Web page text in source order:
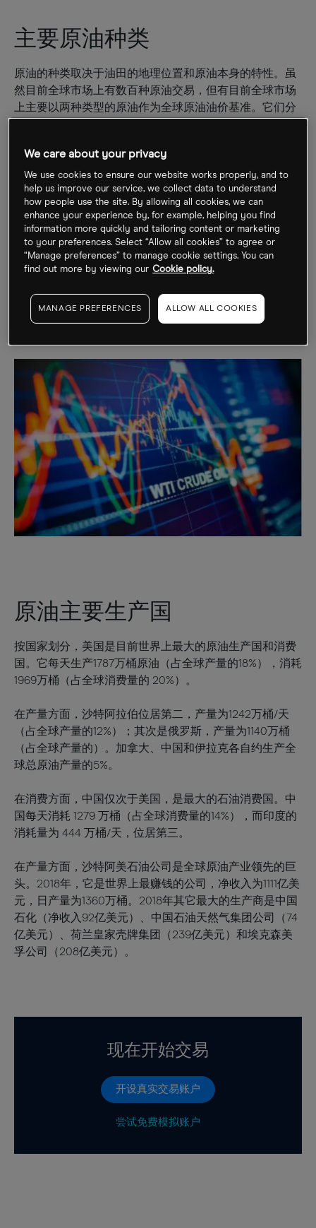
主要原油种类
原油的种类取决于油田的地理位置和原油本身的特性。虽
然目前全球市场上有数百种原油交易，但有目前全球市场
上主要以两种类型的原油作为全球原油油价基准。它们分
西德克萨斯中间基原油（WTI）：
美国德克萨斯州、路易斯安那州和北达科他州的油田。因
为其密度低和含硫量低，所以它被称为“轻质低硫原油”。
与“重质”或“酸”油相比，WTI所具有的特性使其生产成本更
低且更易于提炼。WTI是美国原油消费的主要基准。
布伦特原油：布伦特原油产自欧洲北海的15个不同油田。
它也被描述为一种“清淡而甜”的油（低硫原油），尽管它
并不像WTI那样“甜”或“清淡”。 目前全球多达三分之二的原
油合约交易都在布伦特原油上。
原油主要生产国
按国家划分，美国是目前世界上最大的原油生产国和消费
国。它每天生产1787万桶原油（占全球产量的18%），消耗
1969万桶（占全球消费量的 20%）。
在产量方面，沙特阿拉伯位居第二，产量为1242万桶/天
（占全球产量的12%）；其次是俄罗斯，产量为1140万桶
（占全球产量的）。加拿大、中国和伊拉克各自约生产全
球总原油产量的5%。
在消费方面，中国仅次于美国，是最大的石油消费国。中
国每天消耗 1279 万桶（占全球消费量的14%），而印度的
消耗量为 444 万桶/天，位居第三。
在产量方面，沙特阿美石油公司是全球原油产业领先的巨
头。2018年，它是世界上最赚钱的公司，净收入为1111亿美
元，日产量为1360万桶。2018年其它最大的生产商是中国
石化（净收入92亿美元）、中国石油天然气集团公司（74
亿美元）、荷兰皇家壳牌集团（239亿美元）和埃克森美
孚公司（208亿美元）。
现在开始交易
开设真实交易账户
尝试免费模拟账户
We care about your privacy
We use cookies to ensure our website works properly, and to
help us improve our service, we collect data to understand
how people use the site. By allowing all cookies, we can
enhance your experience by, for example, helping you find
information more quickly and tailoring content or marketing
to your preferences. Select “Allow all cookies” to agree or
“Manage preferences” to manage cookie settings. You can
find out more by viewing our Cookie policy.
MANAGE PREFERENCES ALLOW ALL COOKIES